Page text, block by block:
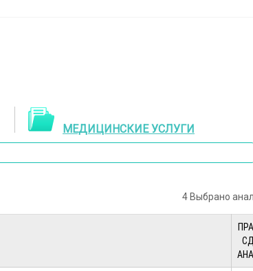
МЕДИЦИНСКИЕ УСЛУГИ
4 Выбрано